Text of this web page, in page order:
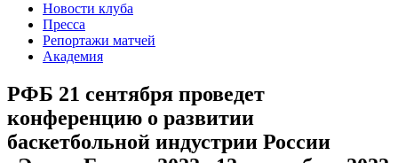
Новости клуба
Пресса
Репортажи матчей
Академия
РФБ 21 сентября проведет
конференцию о развитии
баскетбольной индустрии России